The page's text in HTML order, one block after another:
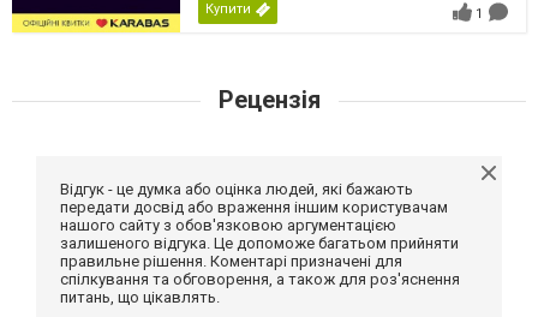
Купити 1
Рецензія
Відгук - це думка або оцінка людей, які бажають
передати досвід або враження іншим користувачам
нашого сайту з обов'язковою аргументацією
залишеного відгука. Це допоможе багатьом прийняти
правильне рішення. Коментарі призначені для
спілкування та обговорення, а також для роз'яснення
питань, що цікавлять.